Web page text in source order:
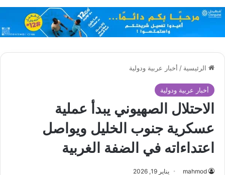
الرئيسية / أخبار عربية ودولية
أخبار عربية ودولية
الاحتلال الصهيوني يبدأ عملية
عسكرية جنوب الخليل ويواصل
اعتداءاته في الضفة الغربية
mahmod يناير 19, 2026